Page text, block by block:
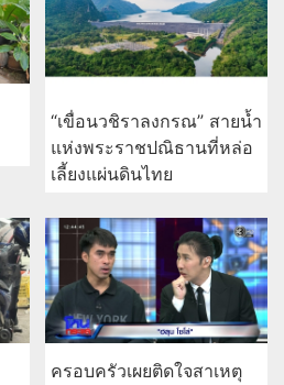
“เขื่อนวชิราลงกรณ” สายน้ำ
แห่งพระราชปณิธานที่หล่อ
เลี้ยงแผ่นดินไทย
ครอบครัวเผยติดใจสาเหตุ